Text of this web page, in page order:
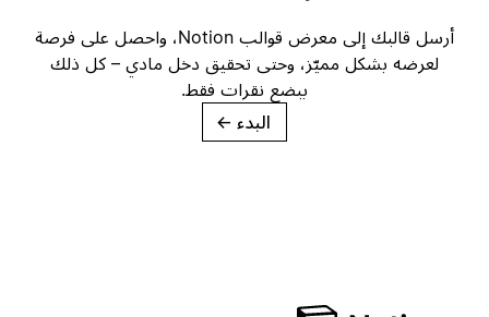
أرسل قالبك إلى معرض قوالب Notion، واحصل على فرصة
لعرضه بشكل مميّز، وحتى تحقيق دخل مادي – كل ذلك
ببضع نقرات فقط.
→